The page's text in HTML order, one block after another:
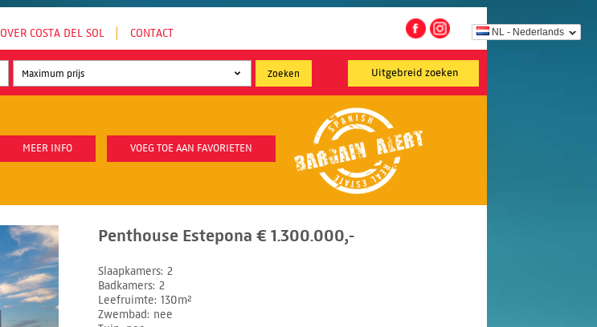
NL - Nederlands
OVER COSTA DEL SOL CONTACT
Uitgebreid zoeken
MEER INFO VOEG TOE AAN FAVORIETEN
Penthouse Estepona € 1.300.000,-
Slaapkamers 2
Badkamers 2
Leefruimte 130m²
Zwembad
nee